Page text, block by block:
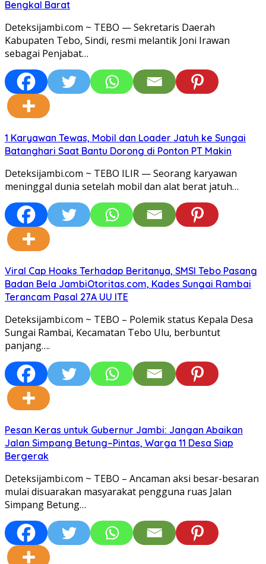
Bengkal Barat
Deteksijambi.com ~ TEBO — Sekretaris Daerah
Kabupaten Tebo, Sindi, resmi melantik Joni Irawan
sebagai Penjabat…
1 Karyawan Tewas, Mobil dan Loader Jatuh ke Sungai
Batanghari Saat Bantu Dorong di Ponton PT Makin
Deteksijambi.com ~ TEBO ILIR — Seorang karyawan
meninggal dunia setelah mobil dan alat berat jatuh…
Viral Cap Hoaks Terhadap Beritanya, SMSI Tebo Pasang
Badan Bela JambiOtoritas.com, Kades Sungai Rambai
Terancam Pasal 27A UU ITE
Deteksijambi.com ~ TEBO – Polemik status Kepala Desa
Sungai Rambai, Kecamatan Tebo Ulu, berbuntut
panjang….
Pesan Keras untuk Gubernur Jambi: Jangan Abaikan
Jalan Simpang Betung–Pintas, Warga 11 Desa Siap
Bergerak
Deteksijambi.com ~ TEBO – Ancaman aksi besar-besaran
mulai disuarakan masyarakat pengguna ruas Jalan
Simpang Betung…